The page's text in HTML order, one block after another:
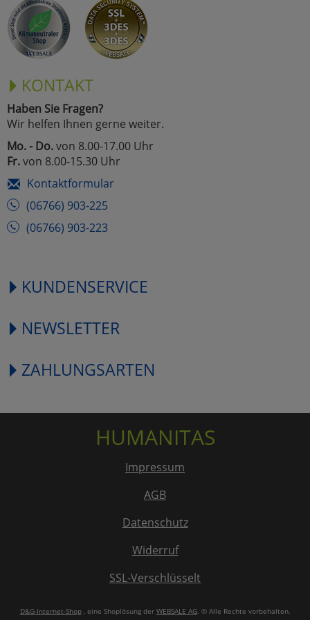
KONTAKT
Haben Sie Fragen?
Wir helfen Ihnen gerne weiter.
Mo. - Do.von 8.00-17.00 Uhr
Fr.von 8.00-15.30 Uhr
Kontaktformular
(06766) 903-225
(06766) 903-223
KUNDENSERVICE
NEWSLETTER
ZAHLUNGSARTEN
HUMANITAS
Impressum
AGB
Datenschutz
Widerruf
SSL-Verschlüsselt
D&G-Internet-Shop, eine Shoplösung der WEBSALE AG. © Alle Rechte vorbehalten.
Marketing
Alle Akzeptieren
Cookies
Einstellungen speichern